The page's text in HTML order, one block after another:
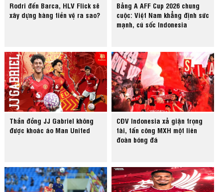
Rodri đến Barca, HLV Flick sẽ
xây dựng hàng tiền vệ ra sao?
Bảng A AFF Cup 2026 chung
cuộc: Việt Nam khẳng định sức
mạnh, cú sốc Indonesia
Thần đồng JJ Gabriel không
được khoác áo Man United
CĐV Indonesia xả giận trọng
tài, tấn công MXH một liên
đoàn bóng đá